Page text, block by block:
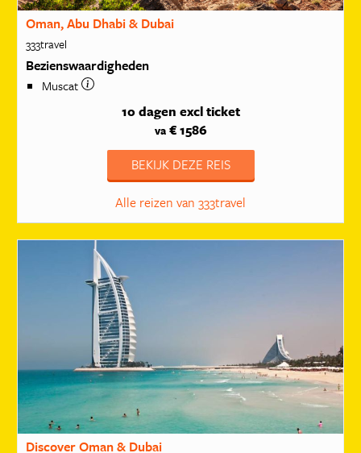
Oman, Abu Dhabi & Dubai
333travel
Bezienswaardigheden
Muscat
10 dagen excl ticket
va€ 1586
BEKIJK DEZE REIS
Alle reizen van 333travel
Discover Oman & Dubai